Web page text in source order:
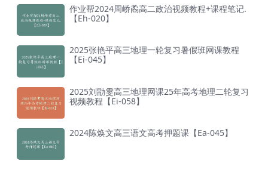
作业帮2024周峤矞高二政治视频教程+课程笔记.
【Eh-020】
2025张艳平高三地理一轮复习暑假班网课教程
【Ei-045】
2025刘勖雯高三地理网课25年高考地理二轮复习
视频教程【Ei-058】
2024陈焕文高三语文高考押题课【Ea-045】